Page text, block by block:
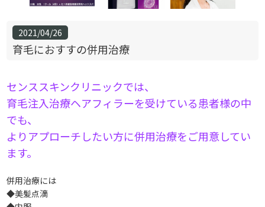
2021/04/26
育毛におすすの併用治療
センススキンクリニックでは、
育毛注入治療ヘアフィラーを受けている患者様の中
でも、
よりアプローチしたい方に併用治療をご用意してい
ます。
併用治療には
◆美髪点滴